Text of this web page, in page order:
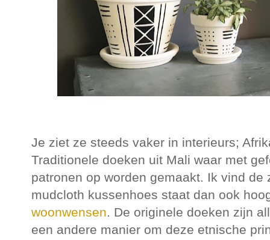
Je ziet ze steeds vaker in interieurs;
Traditionele doeken uit Mali waar met
patronen op worden gemaakt. Ik vind
mudcloth kussenhoes staat dan ook
woonwensen. De originele doeken zijn
een andere manier om deze etnische